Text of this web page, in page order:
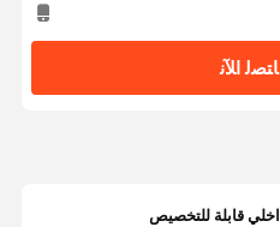
ﺎﺘﺼﻟ ﺍﻶﻧ
قابلة للتخصيص